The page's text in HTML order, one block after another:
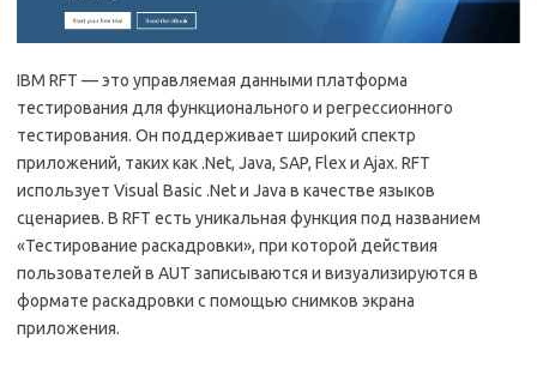
IBM RFT — это управляемая данными платформа
тестирования для функционального и регрессионного
тестирования. Он поддерживает широкий спектр
приложений, таких как .Net, Java, SAP, Flex и Ajax. RFT
использует Visual Basic .Net и Java в качестве языков
сценариев. В RFT есть уникальная функция под названием
«Тестирование раскадровки», при которой действия
пользователей в AUT записываются и визуализируются в
формате раскадровки с помощью снимков экрана
приложения.